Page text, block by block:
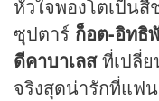
หัวใจพองโตเป็น
ซุปตาร์ ก็อต-อิทธิ
ดีคาบาเลสที่เปลี่ย
จริงสุดน่ารักที่แฟ